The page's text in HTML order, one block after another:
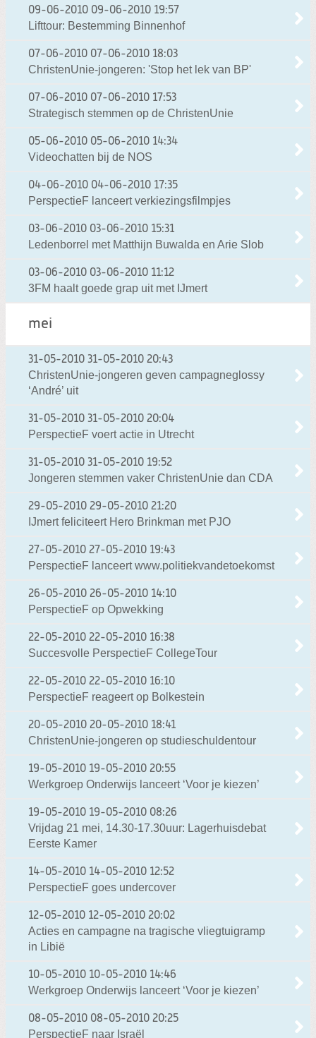
09-06-2010 09-06-2010 19:57
Lifttour: Bestemming Binnenhof
07-06-2010 07-06-2010 18:03
ChristenUnie-jongeren: 'Stop het lek van BP'
07-06-2010 07-06-2010 17:53
Strategisch stemmen op de ChristenUnie
05-06-2010 05-06-2010 14:34
Videochatten bij de NOS
04-06-2010 04-06-2010 17:35
PerspectieF lanceert verkiezingsfilmpjes
03-06-2010 03-06-2010 15:31
Ledenborrel met Matthijn Buwalda en Arie Slob
03-06-2010 03-06-2010 11:12
3FM haalt goede grap uit met IJmert
mei
31-05-2010 31-05-2010 20:43
ChristenUnie-jongeren geven campagneglossy
‘André’ uit
31-05-2010 31-05-2010 20:04
PerspectieF voert actie in Utrecht
31-05-2010 31-05-2010 19:52
Jongeren stemmen vaker ChristenUnie dan CDA
29-05-2010 29-05-2010 21:20
IJmert feliciteert Hero Brinkman met PJO
27-05-2010 27-05-2010 19:43
PerspectieF lanceert www.politiekvandetoekomst
26-05-2010 26-05-2010 14:10
PerspectieF op Opwekking
22-05-2010 22-05-2010 16:38
Succesvolle PerspectieF CollegeTour
22-05-2010 22-05-2010 16:10
PerspectieF reageert op Bolkestein
20-05-2010 20-05-2010 18:41
ChristenUnie-jongeren op studieschuldentour
19-05-2010 19-05-2010 20:55
Werkgroep Onderwijs lanceert ‘Voor je kiezen’
19-05-2010 19-05-2010 08:26
Vrijdag 21 mei, 14.30-17.30uur: Lagerhuisdebat
Eerste Kamer
14-05-2010 14-05-2010 12:52
PerspectieF goes undercover
12-05-2010 12-05-2010 20:02
Acties en campagne na tragische vliegtuigramp
in Libië
10-05-2010 10-05-2010 14:46
Werkgroep Onderwijs lanceert ‘Voor je kiezen’
08-05-2010 08-05-2010 20:25
PerspectieF naar Israël